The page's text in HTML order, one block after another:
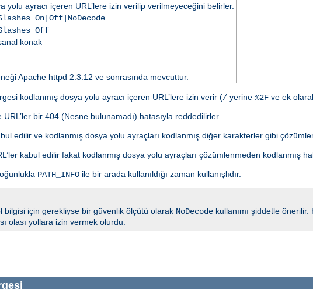
yolu ayracı içeren URL’lere izin verilip verilmeyeceğini belirler.
On|Off|NoDecode
Off
konak
Apache httpd 2.3.12 ve sonrasında mevcuttur.
kodlanmış dosya yolu ayracı içeren URL’lere izin verir (/ yerine %2F ve ek
URL’ler bir 404 (Nesne bulunamadı) hatasıyla reddedilirler.
edilir ve kodlanmış dosya yolu ayraçları kodlanmış diğer karakterler gibi
kabul edilir fakat kodlanmış dosya yolu ayraçları çözümlenmeden kodlanmış
PATH_INFO ile bir arada kullanıldığı zaman kullanışlıdır.
bilgisi için gerekliyse bir güvenlik ölçütü olarak NoDecode kullanımı şiddetle
olası yollara izin vermek olurdu.